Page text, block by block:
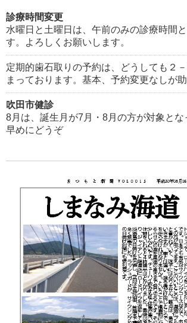
診療時間変更
水曜日と土曜日は、午前のみの診療時間
す。よろしくお願いします。
定期的歯石取りの予約は、どうしても２
まっております。基本、予約変更なしが助
吹田市健診
8月は、誕生月が7月・8月の方が対象とな
早めにどうぞ